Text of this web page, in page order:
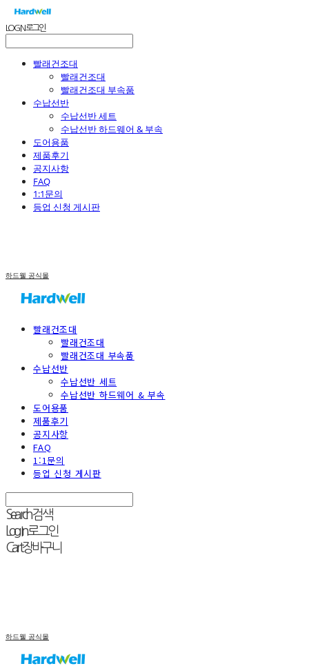
LOG IN로그인
빨래건조대
빨래건조대
빨래건조대 부속품
수납선반
수납선반 세트
수납선반 하드웨어 & 부속
도어용품
제품후기
공지사항
FAQ
1:1문의
등업 신청 게시판
하드웰 공식몰
빨래건조대
빨래건조대
빨래건조대 부속품
수납선반
수납선반 세트
수납선반 하드웨어 & 부속
도어용품
제품후기
공지사항
FAQ
1:1문의
등업 신청 게시판
Search검색
Log In로그인
Cart장바구니
하드웰 공식몰